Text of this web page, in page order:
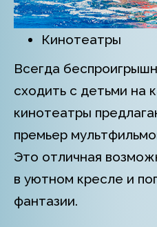
Кинотеатры
Всегда
сходить с детьми на
кинотеатры
премьер
Это отличная
в уютном кресле и
фантазии.